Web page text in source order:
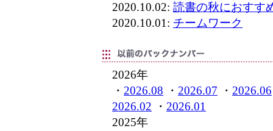
2020.10.02: 読書の秋におすす
2020.10.01: チームワーク
2026年
・ 2026.08 ・ 2026.07 ・ 2026.06
2026.02 ・ 2026.01
2025年